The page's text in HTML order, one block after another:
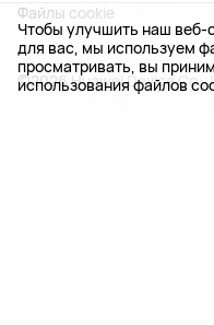
Чтобы улучшить наш веб-
для вас, мы используем
просматривать, вы
использования файлов
©2026 Huawei Device Co.,
Файлы сookie